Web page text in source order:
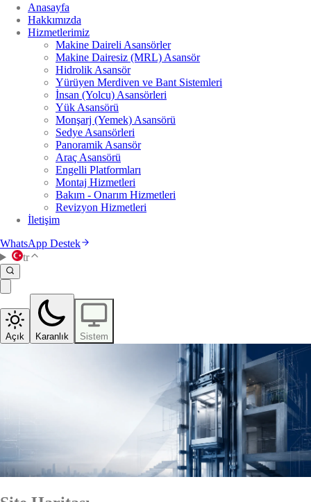
Anasayfa
Hakkımızda
Hizmetlerimiz
Makine Daireli Asansörler
Makine Dairesiz (MRL) Asansör
Hidrolik Asansör
Yürüyen Merdiven ve Bant Sistemleri
İnsan (Yolcu) Asansörleri
Yük Asansörü
Monşarj (Yemek) Asansörü
Sedye Asansörleri
Panoramik Asansör
Araç Asansörü
Engelli Platformları
Montaj Hizmetleri
Bakım - Onarım Hizmetleri
Revizyon Hizmetleri
İletişim
WhatsApp Destek
tr
Açık Karanlık Sistem